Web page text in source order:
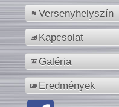
Versenyhelyszín
Kapcsolat
Galéria
Eredmények